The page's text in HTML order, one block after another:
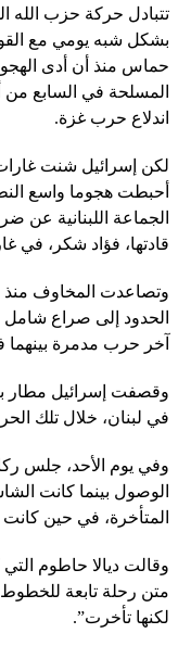
تتبادل حركة حزب الله
بشكل شبه يومي مع
حماس منذ أن أدى
المسلحة في السابع من
اندلاع حرب غزة.
لكن إسرائيل شنت غارات
أحبطت هجوما واسع
الجماعة اللبنانية عن
قادتها، فؤاد شكر، في
وتصاعدت المخاوف
الحدود إلى صراع شامل
آخر حرب مدمرة بينهما
وقصفت إسرائيل مطار
في لبنان، خلال تلك
وفي يوم الأحد، جلس
الوصول بينما كانت
المتأخرة، في حين
وقالت ديالا حاطوم
متن رحلة تابعة للخطوط
لكنها تأخرت”.